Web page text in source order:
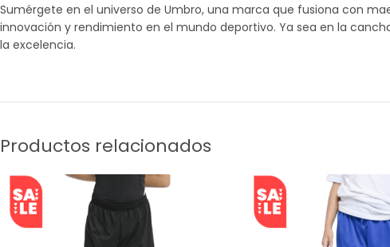
Sumérgete en el universo de Umbro, una marca que fusiona con
innovación y rendimiento en el mundo deportivo. Ya sea en la
la excelencia.
Productos relacionados